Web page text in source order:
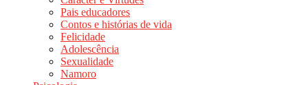
Pais educadores
Contos e histórias de vida
Felicidade
Adolescência
Sexualidade
Namoro